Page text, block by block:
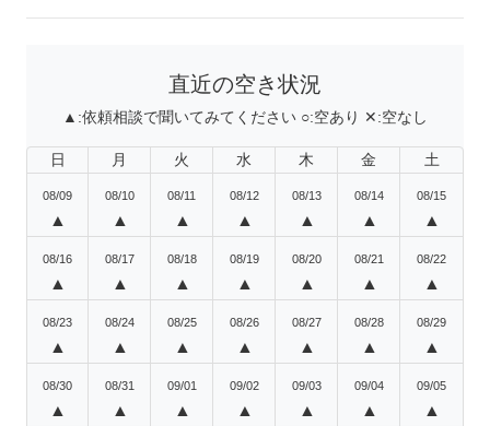
直近の空き状況
▲:依頼相談で聞いてみてください ○:空あり ✕:空なし
日 月 火 水 木 金 土
08/09
▲
08/10
▲
08/11
▲
08/12
▲
08/13
▲
08/14
▲
08/15
▲
08/16
▲
08/17
▲
08/18
▲
08/19
▲
08/20
▲
08/21
▲
08/22
▲
08/23
▲
08/24
▲
08/25
▲
08/26
▲
08/27
▲
08/28
▲
08/29
▲
08/30
▲
08/31
▲
09/01
▲
09/02
▲
09/03
▲
09/04
▲
09/05
▲